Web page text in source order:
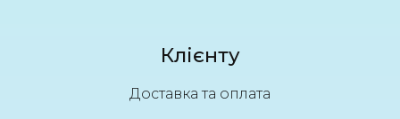
Клієнту
Доставка та оплата